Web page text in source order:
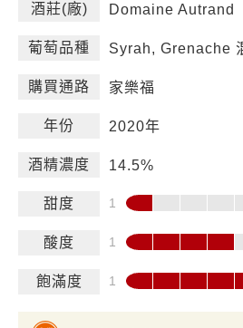
酒莊(廠) Domaine Autrand
葡萄品種 Syrah, Grenache
購買通路 家樂福
年份 2020年
酒精濃度 14.5%
甜度
酸度
飽滿度